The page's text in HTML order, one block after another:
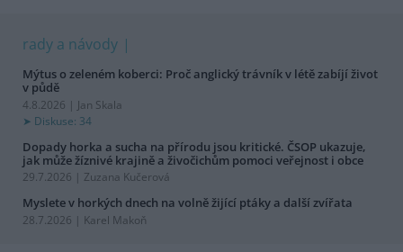
rady a návody
Mýtus o zeleném koberci: Proč anglický trávník v létě zabíjí život
v půdě
4.8.2026 | Jan Skala
Diskuse: 34
Dopady horka a sucha na přírodu jsou kritické. ČSOP ukazuje,
jak může žíznivé krajině a živočichům pomoci veřejnost i obce
29.7.2026 | Zuzana Kučerová
Myslete v horkých dnech na volně žijící ptáky a další zvířata
28.7.2026 | Karel Makoň